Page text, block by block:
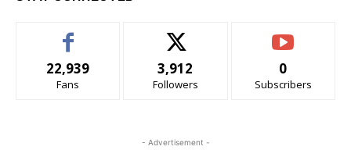
22,939
Fans
3,912
Followers
0
Subscribers
- Advertisement -